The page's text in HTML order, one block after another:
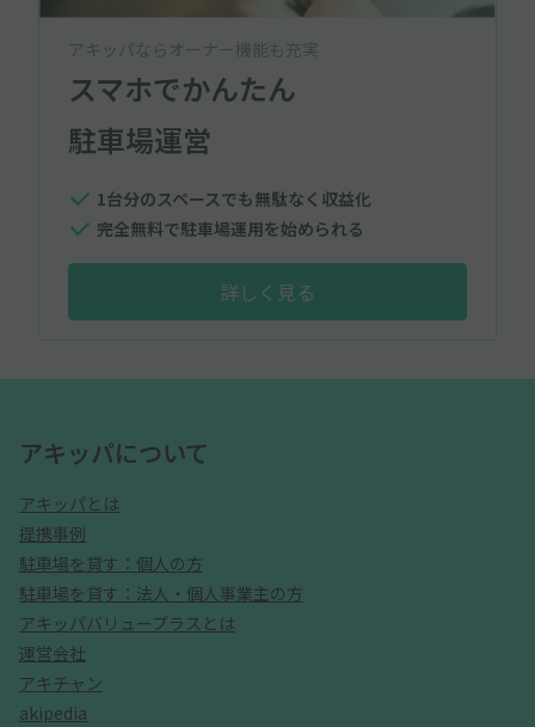
アキッパならオーナー機能も充実
スマホでかんたん
駐車場運営
1台分のスペースでも無駄なく収益化
完全無料で駐車場運用を始められる
詳しく見る
アキッパについて
アキッパとは
提携事例
駐車場を貸す：個人の方
駐車場を貸す：法人・個人事業主の方
アキッパバリュープラスとは
運営会社
アキチャン
akipedia